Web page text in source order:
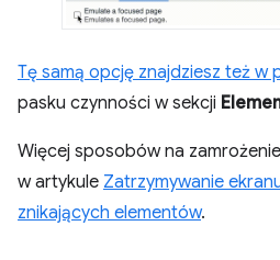
Tę samą opcję znajdziesz też w
pasku czynności w sekcji
Więcej sposobów na
w artykule Zatrzymywanie
znikających elementów.